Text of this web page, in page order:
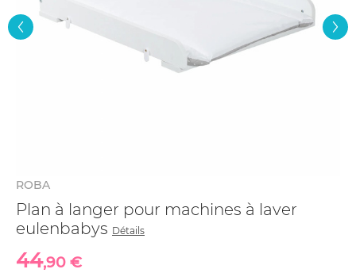
ROBA
Plan à langer pour machines à laver
eulenbabys Détails
44,90 €